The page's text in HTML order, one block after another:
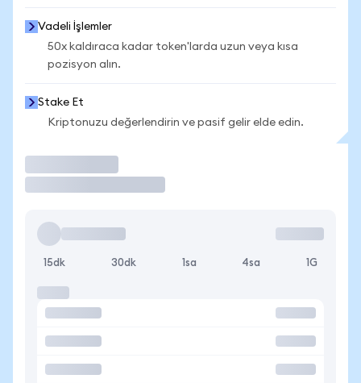
Vadeli İşlemler
50x kaldıraca kadar token'larda uzun veya kısa
pozisyon alın.
Stake Et
Kriptonuzu değerlendirin ve pasif gelir elde edin.
15dk 30dk 1sa 4sa 1G